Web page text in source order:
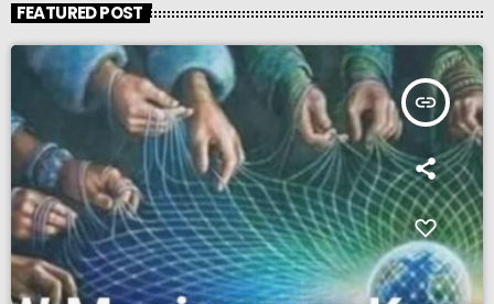
FEATURED POST
insert_link